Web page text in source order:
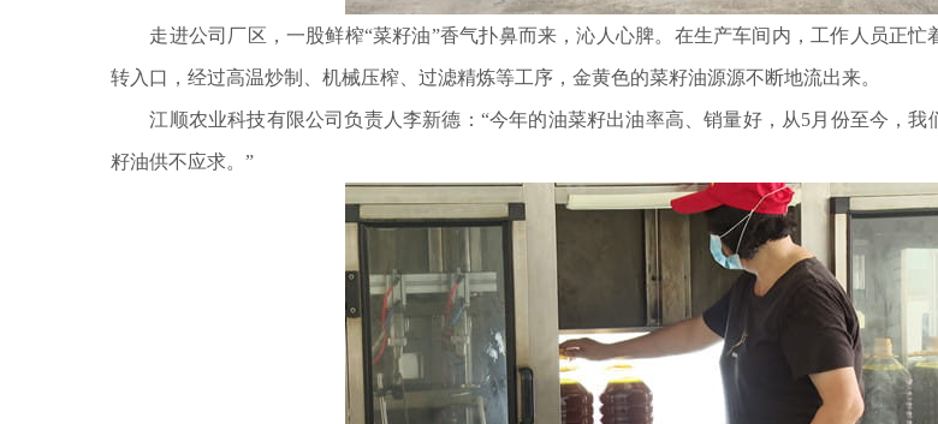
走进公司厂区，一股鲜榨“菜籽油”香气扑鼻而来，沁人心脾。在生产车间内，工作人员正忙
转入口，经过高温炒制、机械压榨、过滤精炼等工序，金黄色的菜籽油源源不断地流出来。
江顺农业科技有限公司负责人李新德：“今年的油菜籽出油率高、销量好，从5月份至今，我
籽油供不应求。”